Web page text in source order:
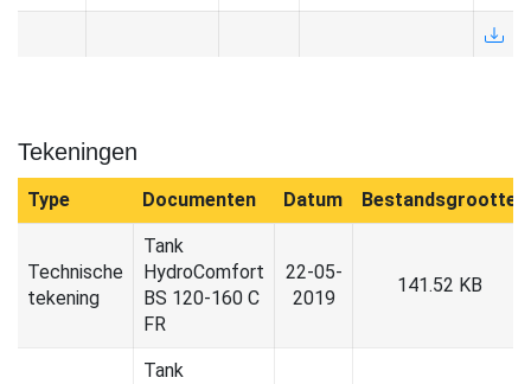
Tekeningen
Type Documenten Datum Bestandsgrootte
Technische
tekening
Tank
HydroComfort
BS 120-160 C
FR
22-05-
2019
141.52 KB
Tank